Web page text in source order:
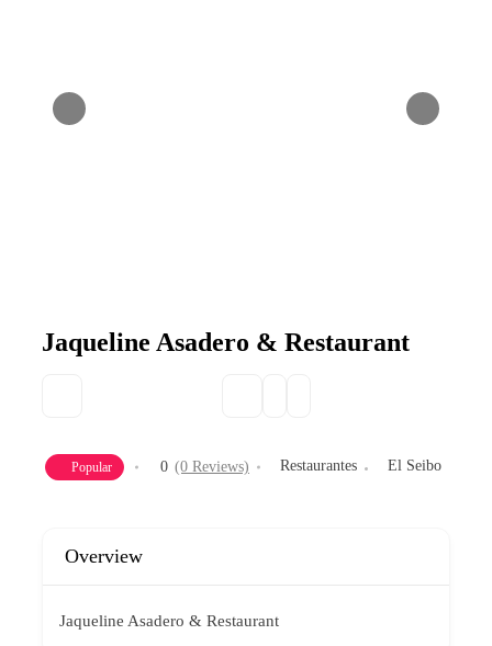
Jaqueline Asadero & Restaurant
Popular 0 (0 Reviews) Restaurantes El Seibo
Overview
Jaqueline Asadero & Restaurant